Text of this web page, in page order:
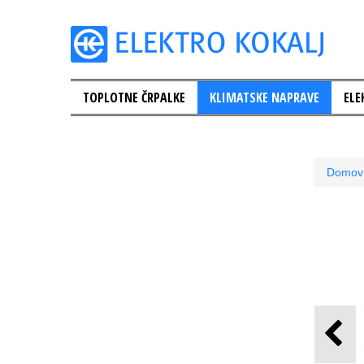
TOPLOTNE ČRPALKE KLIMATSKE NAPRAVE
Domov